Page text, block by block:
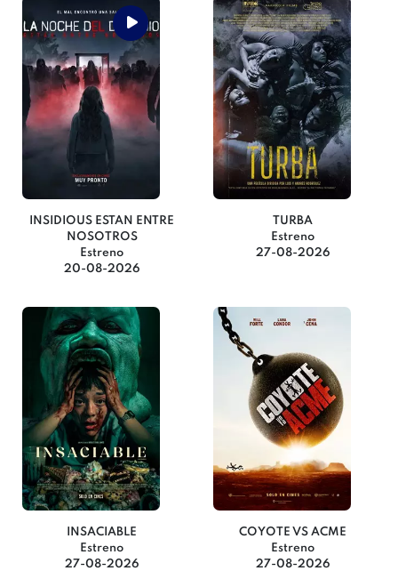
INSIDIOUS ESTAN ENTRE
NOSOTROS
Estreno
20-08-2026
TURBA
Estreno
27-08-2026
INSACIABLE
Estreno
27-08-2026
COYOTE VS ACME
Estreno
27-08-2026